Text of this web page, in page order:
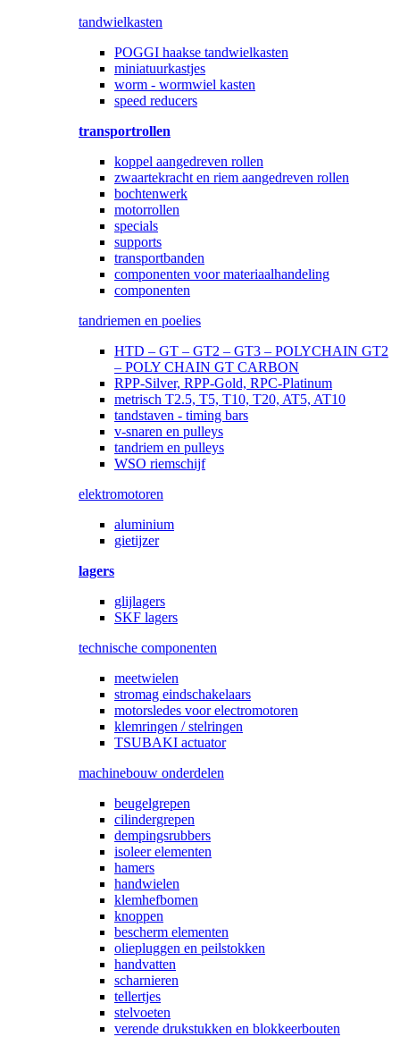
tandwielkasten
POGGI haakse tandwielkasten
miniatuurkastjes
worm - wormwiel kasten
speed reducers
transportrollen
koppel aangedreven rollen
zwaartekracht en riem aangedreven rollen
bochtenwerk
motorrollen
specials
supports
transportbanden
componenten voor materiaalhandeling
componenten
tandriemen en poelies
HTD – GT – GT2 – GT3 – POLYCHAIN GT2
– POLY CHAIN GT CARBON
RPP-Silver, RPP-Gold, RPC-Platinum
metrisch T2.5, T5, T10, T20, AT5, AT10
tandstaven - timing bars
v-snaren en pulleys
tandriem en pulleys
WSO riemschijf
elektromotoren
aluminium
gietijzer
lagers
glijlagers
SKF lagers
technische componenten
meetwielen
stromag eindschakelaars
motorsledes voor electromotoren
klemringen / stelringen
TSUBAKI actuator
machinebouw onderdelen
beugelgrepen
cilindergrepen
dempingsrubbers
isoleer elementen
hamers
handwielen
klemhefbomen
knoppen
bescherm elementen
oliepluggen en peilstokken
handvatten
scharnieren
tellertjes
stelvoeten
verende drukstukken en blokkeerbouten